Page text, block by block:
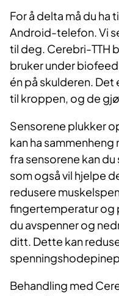
For å delta må du ha
Android-telefon. Vi
til deg. Cerebri-TTH
bruker under
én på skulderen. Det
til kroppen, og de
Sensorene plukker
kan ha
fra sensorene kan
som også vil hjelpe
redusere
fingertemperatur og
du avspenner og
ditt. Dette kan
Behandling med